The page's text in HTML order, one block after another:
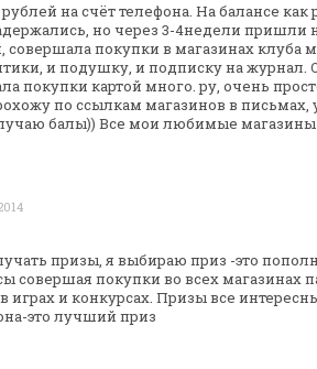
на счёт телефона. На балансе как
но через 3-4недели пришли
совершала покупки в магазинах клуба
и подушку, и подписку на журнал.
покупки картой много. ру, очень
по ссылкам магазинов в письмах,
балы)) Все мои любимые
призы, я выбираю приз -это
совершая покупки во всех магазинах
играх и конкурсах. Призы все
это лучший приз